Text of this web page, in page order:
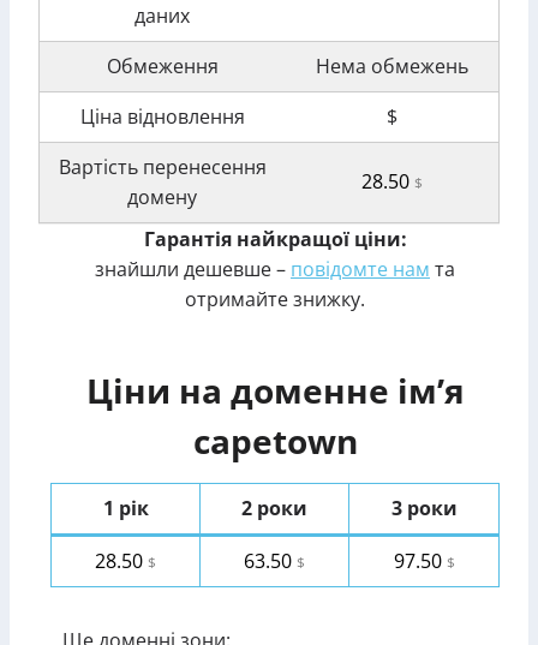
даних
Обмеження
Нема обмежень
Ціна відновлення
$
Вартість перенесення
домену
28.50 $
Гарантія найкращої ціни:
знайшли дешевше – повідомте нам та
отримайте знижку.
Ціни на доменне ім’я
capetown
1 рік 2 роки
3 роки
28.50 $ 63.50 $ 97.50 $